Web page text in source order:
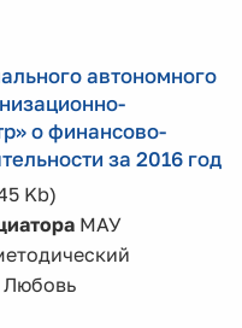
автономного
о финансово-
за 2016 год
Kb)
МАУ